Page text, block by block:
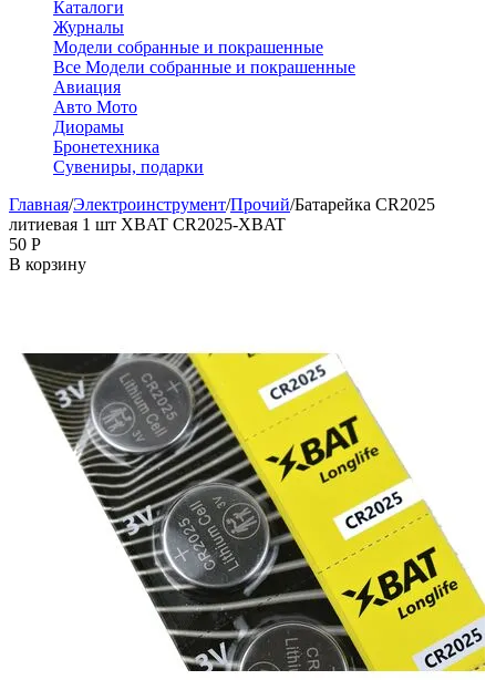
Каталоги
Журналы
Модели собранные и покрашенные
Все Модели собранные и покрашенные
Авиация
Авто Мото
Диорамы
Бронетехника
Сувениры, подарки
Главная/Электроинструмент/Прочий/Батарейка CR2025
литиевая 1 шт XBAT CR2025-XBAT
‍50‍ Р
В корзину